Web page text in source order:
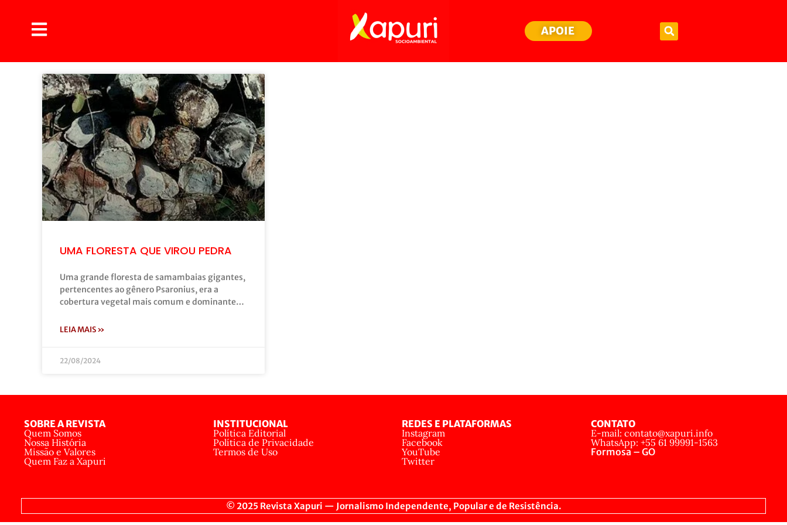
APOIE
UMA FLORESTA QUE VIROU PEDRA
Uma grande floresta de samambaias gigantes,
pertencentes ao gênero Psaronius, era a
cobertura vegetal mais comum e dominante…
LEIA MAIS »
22/08/2024
SOBRE A REVISTA
Quem Somos
Nossa História
Missão e Valores
Quem Faz a Xapuri
INSTITUCIONAL
Política Editorial
Política de Privacidade
Termos de Uso
REDES E PLATAFORMAS
Instagram
Facebook
YouTube
Twitter
CONTATO
E-mail: contato@xapuri.info
WhatsApp: +55 61 99991-1563
Formosa – GO
© 2025 Revista Xapuri — Jornalismo Independente, Popular e de Resistência.